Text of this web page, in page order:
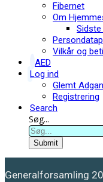
Fibernet
Om
Vilkår og
AED
Log ind
Glemt
Registrering
Search
Søg...
Submit
Generalforsamling